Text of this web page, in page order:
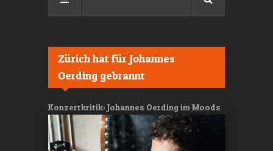
Zürich hat für Johannes
Oerding gebrannt
Konzertkritik: Johannes Oerding im Moods